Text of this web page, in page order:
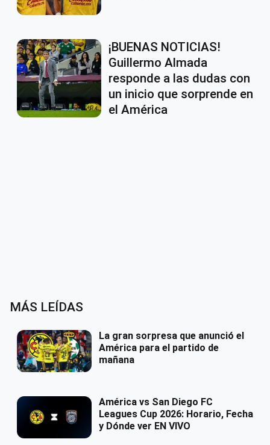
¡BUENAS NOTICIAS!
Guillermo Almada
responde a las dudas con
un inicio que sorprende en
el América
MÁS LEÍDAS
La gran sorpresa que anunció el
América para el partido de
mañana
América vs San Diego FC
Leagues Cup 2026: Horario, Fecha
y Dónde ver EN VIVO